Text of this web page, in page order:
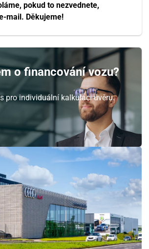
pokud to nezvednete,
mail. Děkujeme!
o financování vozu?
pro individuální kalkulaci úvěru.
20 21 22
26 27 28 29 30
2 5